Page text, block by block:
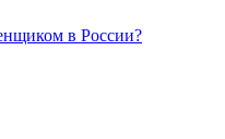
в России?